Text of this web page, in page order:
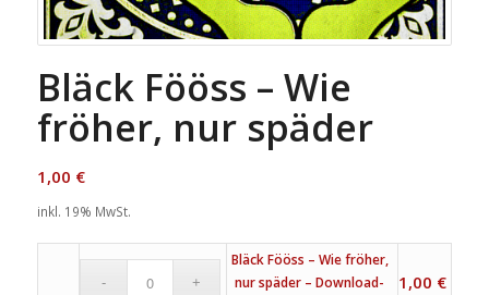
Bläck Fööss – Wie
fröher, nur späder
1,00 €
inkl. 19% MwSt.
Bläck Fööss – Wie fröher,
nur späder – Download-
1,00 €